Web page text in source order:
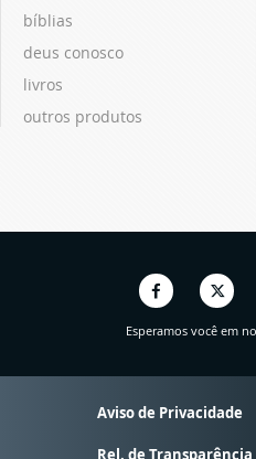
bíblias
deus conosco
livros
outros produtos
Esperamos você em
Aviso de Privacidade
Rel. de Transparência